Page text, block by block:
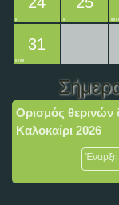
31
Ορισμός θερινών
Καλοκαίρι 2026